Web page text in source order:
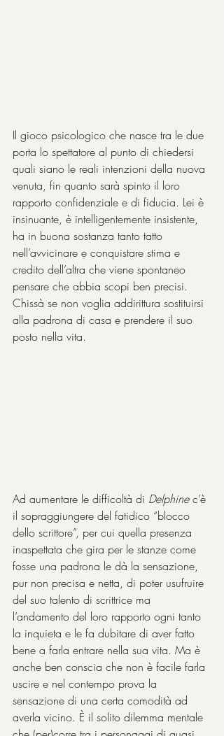
Il gioco psicologico che nasce tra le due
porta lo spettatore al punto di chiedersi
quali siano le reali intenzioni della nuova
venuta, fin quanto sarà spinto il loro
rapporto confidenziale e di fiducia. Lei è
insinuante, è intelligentemente insistente,
ha in buona sostanza tanto tatto
nell’avvicinare e conquistare stima e
credito dell’altra che viene spontaneo
pensare che abbia scopi ben precisi.
Chissà se non voglia addirittura sostituirsi
alla padrona di casa e prendere il suo
posto nella vita.
Ad aumentare le difficoltà di Delphine c’è
il sopraggiungere del fatidico “blocco
dello scrittore”, per cui quella presenza
inaspettata che gira per le stanze come
fosse una padrona le dà la sensazione,
pur non precisa e netta, di poter usufruire
del suo talento di scrittrice ma
l’andamento del loro rapporto ogni tanto
la inquieta e le fa dubitare di aver fatto
bene a farla entrare nella sua vita. Ma è
anche ben conscia che non è facile farla
uscire e nel contempo prova la
sensazione di una certa comodità ad
averla vicino. È il solito dilemma mentale